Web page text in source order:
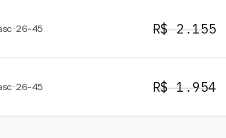
· 26-45 R$2.155
· 26-45 R$1.954